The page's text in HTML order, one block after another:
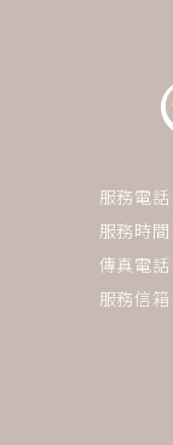
服務電
服務時
傳真電
服務信箱